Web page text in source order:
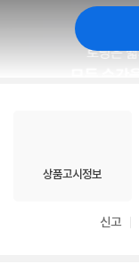
상품고시정보
신고